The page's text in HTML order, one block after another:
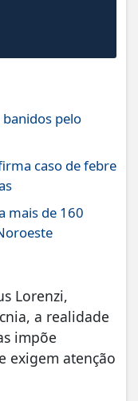
pelo
caso de febre
mais de 160
Lorenzi,
a realidade
impõe
exigem atenção